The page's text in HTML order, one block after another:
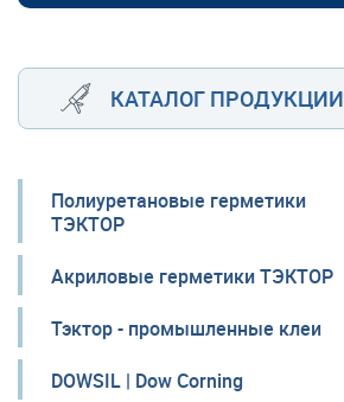
КАТАЛОГ ПРОДУКЦИИ
Полиуретановые герметики
ТЭКТОР
Акриловые герметики ТЭКТОР
Тэктор - промышленные клеи
DOWSIL | Dow Corning